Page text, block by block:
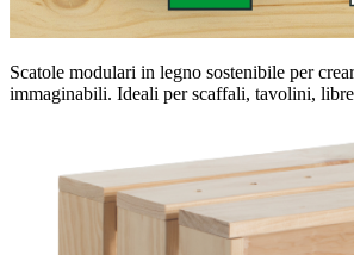
Scatole modulari in legno sostenibile per
immaginabili. Ideali per scaffali, tavolini,